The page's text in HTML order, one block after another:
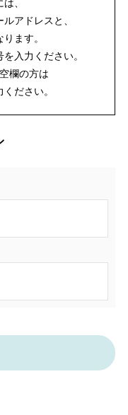
、
アドレスと、
ます。
入力ください。
欄の方は
ださい。